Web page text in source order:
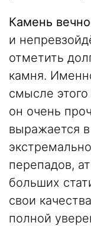
Камень
и
отметить
камня.
смысле
он очень
выражается
перепадов,
больших
свои
полной